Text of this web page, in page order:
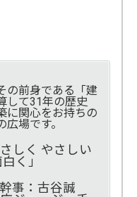
の前身である「建
して31年の歴史
に関心をお持ちの
場です。
しく やさしい
く」
事：古谷誠